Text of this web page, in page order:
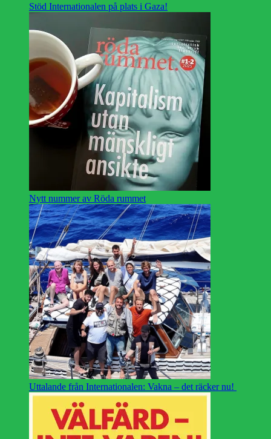
Stöd Internationalen på plats i Gaza!
Nytt nummer av Röda rummet
Uttalande från Internationalen: Vakna – det räcker nu!